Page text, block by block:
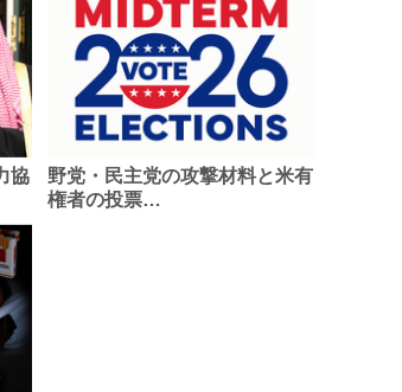
協
野党・民主党の攻撃材料と米有
権者の投票…